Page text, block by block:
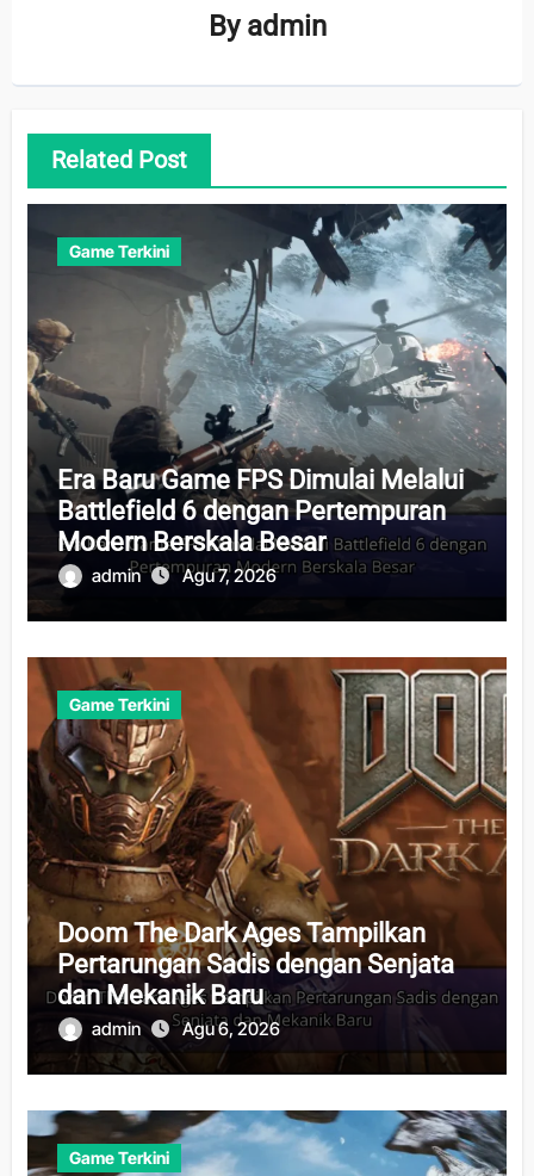
By admin
Related Post
Game Terkini
Era Baru Game FPS Dimulai Melalui
Battlefield 6 dengan Pertempuran
Modern Berskala Besar
admin Agu 7, 2026
Game Terkini
Doom The Dark Ages Tampilkan
Pertarungan Sadis dengan Senjata
dan Mekanik Baru
admin Agu 6, 2026
Game Terkini